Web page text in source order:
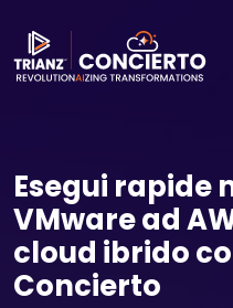
Esegui rapide
VMware ad
cloud ibrido
Concierto